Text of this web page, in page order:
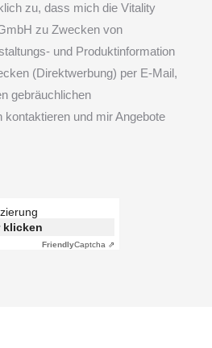
zu, dass mich die Vitality
zu Zwecken von
und Produktinformation
(Direktwerbung) per E-Mail,
gebräuchlichen
und mir Angebote
klicken
FriendlyCaptcha ⇗